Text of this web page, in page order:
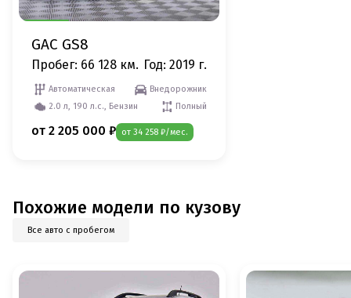
GAC GS8
Пробег: 66 128 км. Год: 2019 г.
Автоматическая
Внедорожник
2.0 л, 190 л.с., Бензин
Полный
от 2 205 000 ₽ от 34 258 ₽/мес.
Похожие модели по кузову
Все авто с пробегом